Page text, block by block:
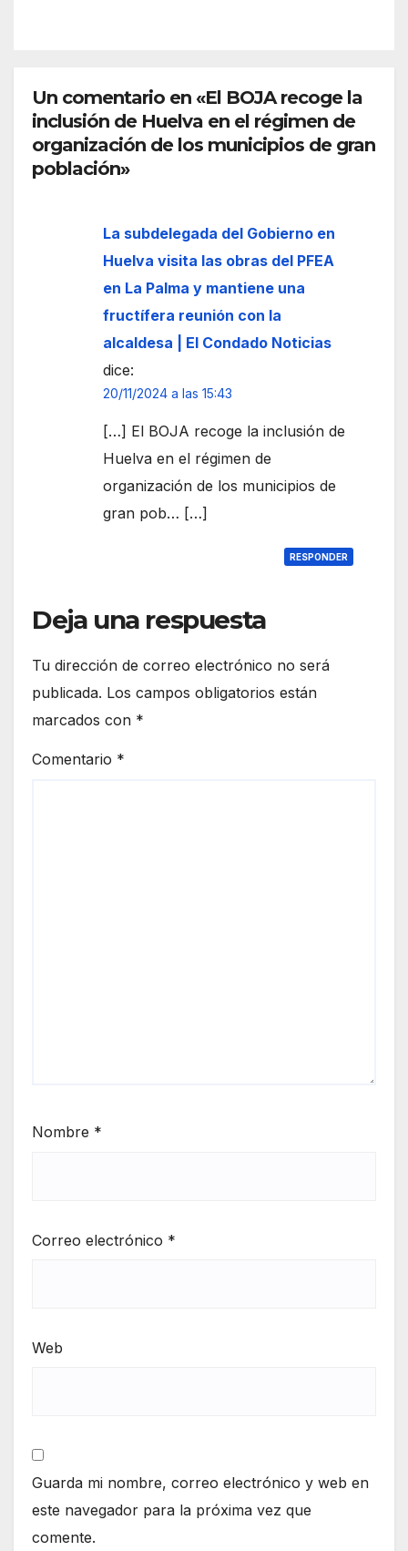
Ceut
a
peo
Un comentario en «El BOJA recoge la
inclusión de Huelva en el régimen de
organización de los municipios de gran
población»
La subdelegada del Gobierno en
Huelva visita las obras del PFEA
en La Palma y mantiene una
fructífera reunión con la
alcaldesa | El Condado Noticias
dice:
20/11/2024 a las 15:43
[…] El BOJA recoge la inclusión de
Huelva en el régimen de
organización de los municipios de
gran pob… […]
RESPONDER
Deja una respuesta
Tu dirección de correo electrónico no será
publicada. Los campos obligatorios están
marcados con *
Comentario *
Nombre *
Correo electrónico *
Web
Guarda mi nombre, correo electrónico y web en
este navegador para la próxima vez que
comente.